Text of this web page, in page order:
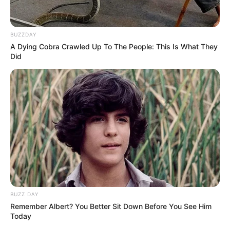
BUZZDAY
A Dying Cobra Crawled Up To The People: This Is What They
Did
BUZZ DAY
Remember Albert? You Better Sit Down Before You See Him
Today